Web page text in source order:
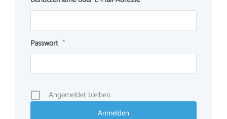
Passwort *
Angemeldet bleiben